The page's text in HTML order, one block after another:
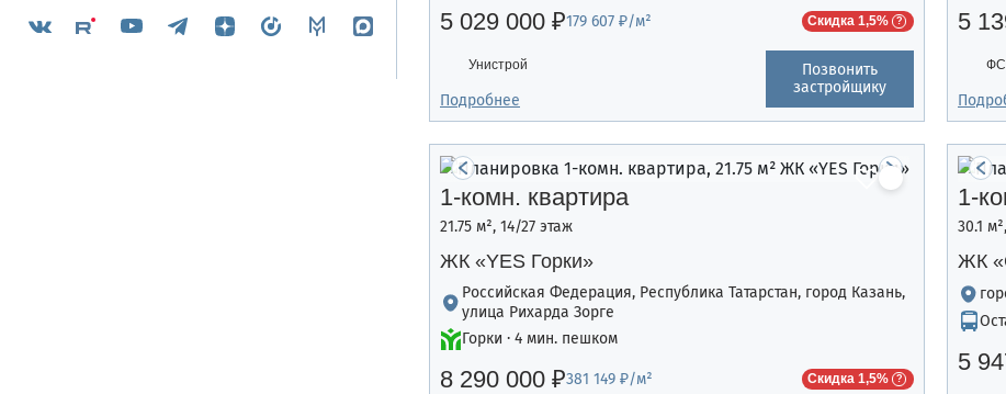
5 029 000 ₽179 607 ₽/м² Скидка 1,5%
Унистрой
Позвонить
застройщику
Подробнее
5
1-комн. квартира
21.75 м², 14/27 этаж
ЖК «YES Горки»
Российская Федерация, Республика Татарстан, город Казань,
улица Рихарда Зорге
Горки · 4 мин. пешком
8 290 000 ₽381 149 ₽/м² Скидка 1,5%
1-
30.1
ЖК
5